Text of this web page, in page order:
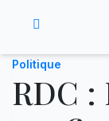
Politique
RDC :